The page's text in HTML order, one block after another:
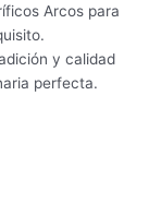
Arcos para
y calidad
perfecta.